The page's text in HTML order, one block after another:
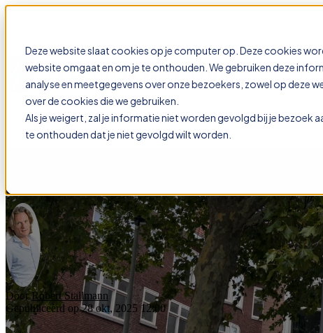
Deze website slaat cookies op je computer op. Deze cookies
website omgaat en om je te onthouden. We gebruiken deze
analyse en meetgegevens over onze bezoekers, zowel op deze
over de cookies die we gebruiken.
Als je weigert, zal je informatie niet worden gevolgd bij je bezoek
te onthouden dat je niet gevolgd wilt worden.
Show
Digitaal Procederen met
DoorRobert Stallmann
Gepubliceerd op 28 okt, 2025 12:00